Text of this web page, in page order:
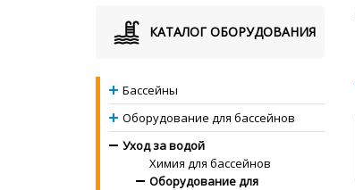
КАТАЛОГ ОБОРУДОВАНИЯ
Бассейны
Оборудование для бассейнов
Уход за водой
Химия для бассейнов
Оборудование для